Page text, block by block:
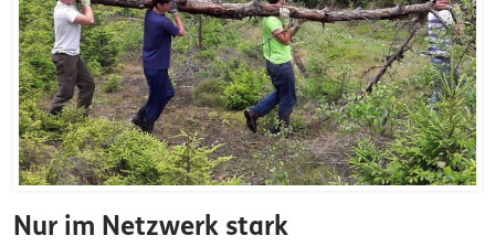
Nur im Netzwerk stark